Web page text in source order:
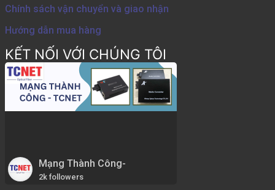
Chính sách vận chuyển và giao nhận
Hướng dẫn mua hàng
KẾT NỐI VỚI CHÚNG TÔI
Mạng Thành Công-
2k followers